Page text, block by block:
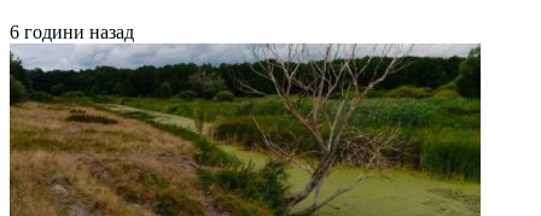
6 години назад